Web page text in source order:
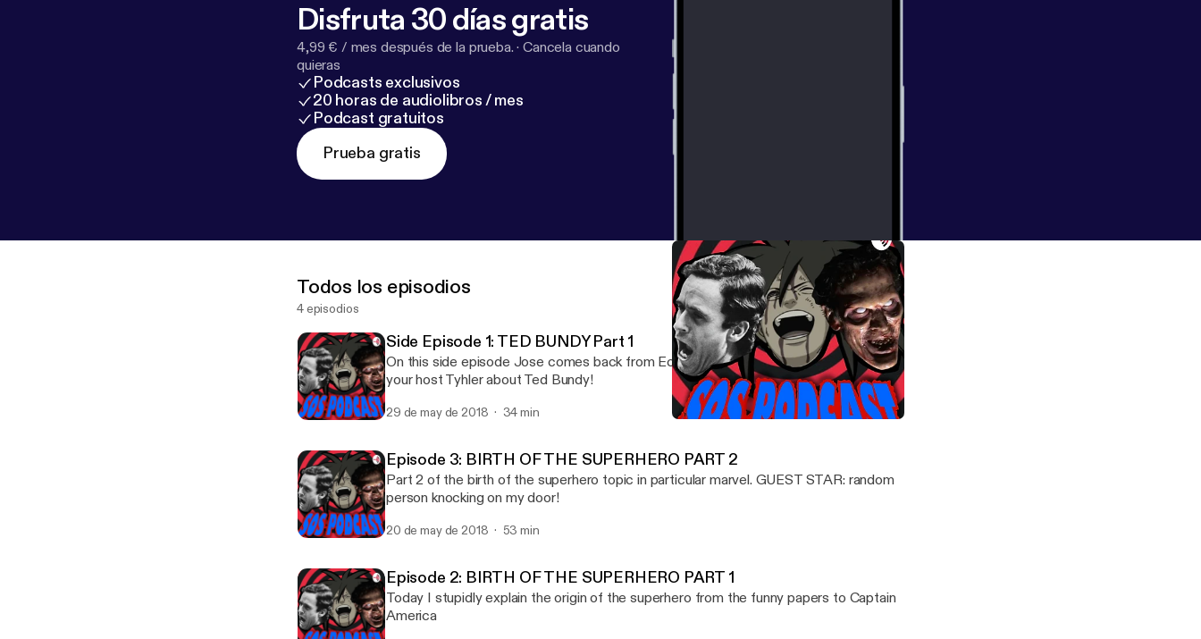
Disfruta 30 días gratis
4,99 € / mes después de la prueba. ·Cancela cuando
quieras
Podcasts exclusivos
20 horas de audiolibros / mes
Podcast gratuitos
Prueba gratis
Todos los episodios
4 episodios
Side Episode 1: TED BUNDY Part 1
On this side episode Jose comes back from Ecuador just to ramble stupidly with
your host Tyhler about Ted Bundy!
29 de may de 2018 34 min
Episode 3: BIRTH OF THE SUPERHERO PART 2
Part 2 of the birth of the superhero topic in particular marvel. GUEST STAR: random
person knocking on my door!
20 de may de 2018 53 min
Episode 2: BIRTH OF THE SUPERHERO PART 1
Today I stupidly explain the origin of the superhero from the funny papers to Captain
America